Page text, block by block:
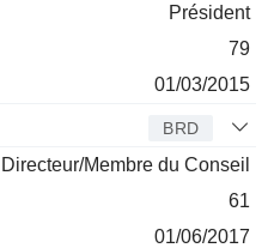
Président
79
01/03/2015
BRD
Directeur/Membre du Conseil
61
01/06/2017